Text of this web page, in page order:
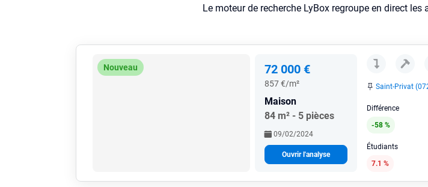
Le moteur de recherche LyBox regroupe en direct
Nouveau 72 000 €
857 €/m²
Maison
84 m² - 5 pièces
09/02/2024
Ouvrir l'analyse
Saint-Privat
Différence
-58 %
Étudiants
7.1 %